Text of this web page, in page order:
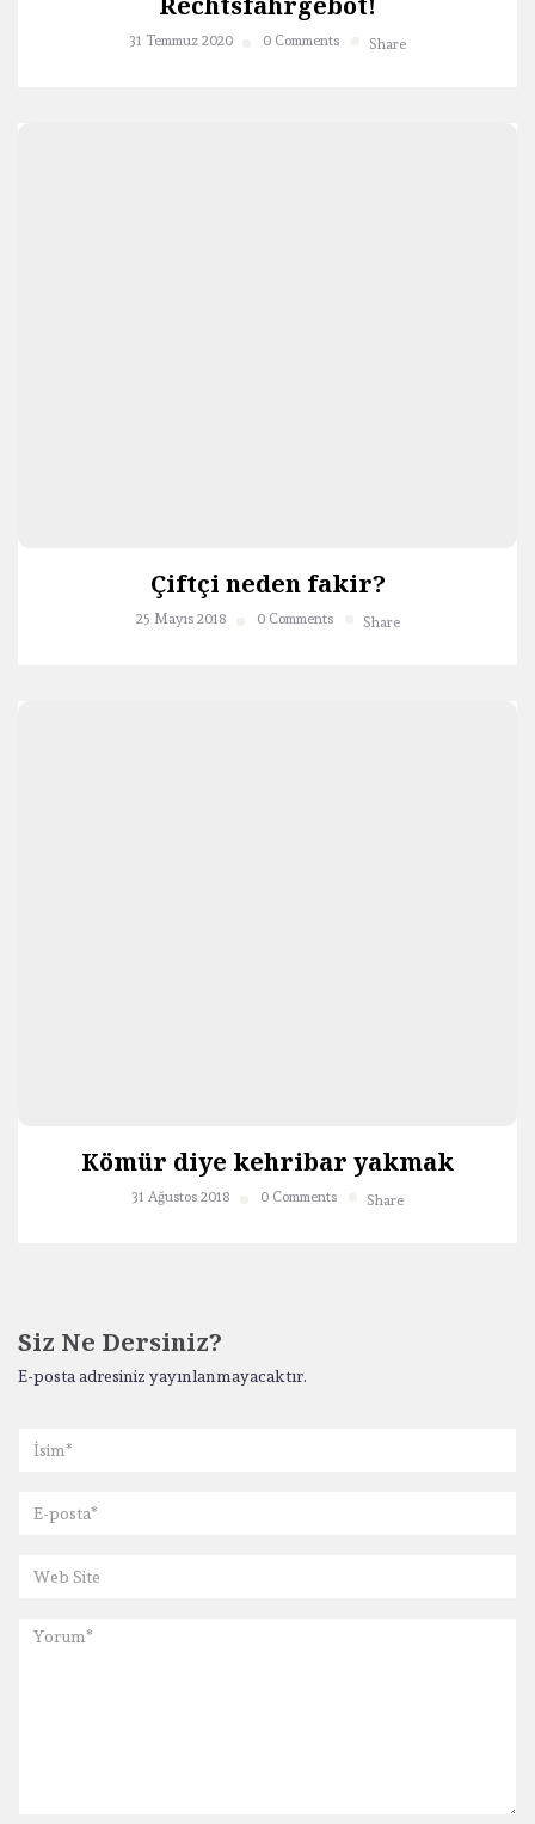
31 Temmuz 2020 0 Comments Share
Çiftçi neden fakir?
25 Mayıs 2018 0 Comments Share
Kömür diye kehribar yakmak
31 Ağustos 2018 0 Comments Share
Siz Ne Dersiniz?
E-posta adresiniz yayınlanmayacaktır.